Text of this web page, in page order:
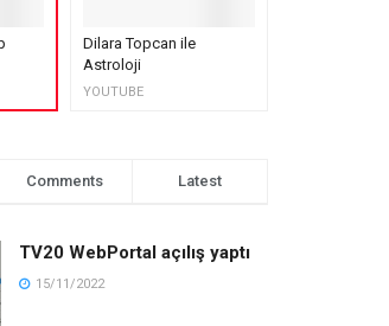
Dilara Topcan ile
Astroloji
YOUTUBE
Comments Latest
TV20 WebPortal açılış yaptı
15/11/2022